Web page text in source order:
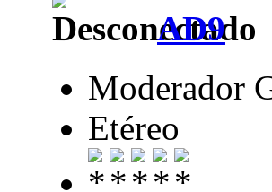
AD9
Moderador
Etéreo